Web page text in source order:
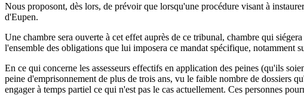
Nous proposont, dès lors, de prévoir que lorsqu'une procédure visant à
d'Eupen.
Une chambre sera ouverte à cet effet auprès de ce tribunal, chambre qui
l'ensemble des obligations que lui imposera ce mandat spécifique, notamment
En ce qui concerne les assesseurs effectifs en application des peines (qu'ils
peine d'emprisonnement de plus de trois ans, vu le faible nombre de dossiers
engager à temps partiel ce qui n'est pas le cas actuellement. Ces personnes